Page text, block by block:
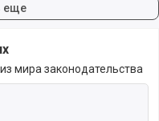
еще
мира законодательства